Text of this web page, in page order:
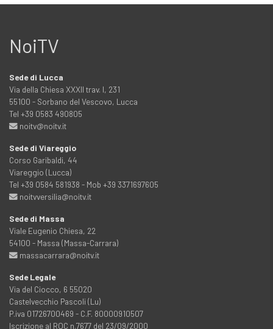
NoiTV
Sede di Lucca
Via della Chiesa XXXII trav. I, 231
55100 - Sorbano del Vescovo, Lucca
Tel +39 0583 490805
noitv@noitv.it
Sede di Viareggio
Corso Garibaldi, 44
Viareggio (Lucca)
Tel +39 0584 581938 - Mob +39 3371697605
noitvversilia@noitv.it
Sede di Massa
Viale Eugenio Chiesa, 22
54100 - Massa (Massa-Carrara)
massacarrara@noitv.it
Sede Legale
Via del Ciocco, 6 55020
Castelvecchio Pascoli (Lu)
P.iva 01726700469 - C.F. 80000910507
Iscrizione al ROC n.7677 del 23/09/2000